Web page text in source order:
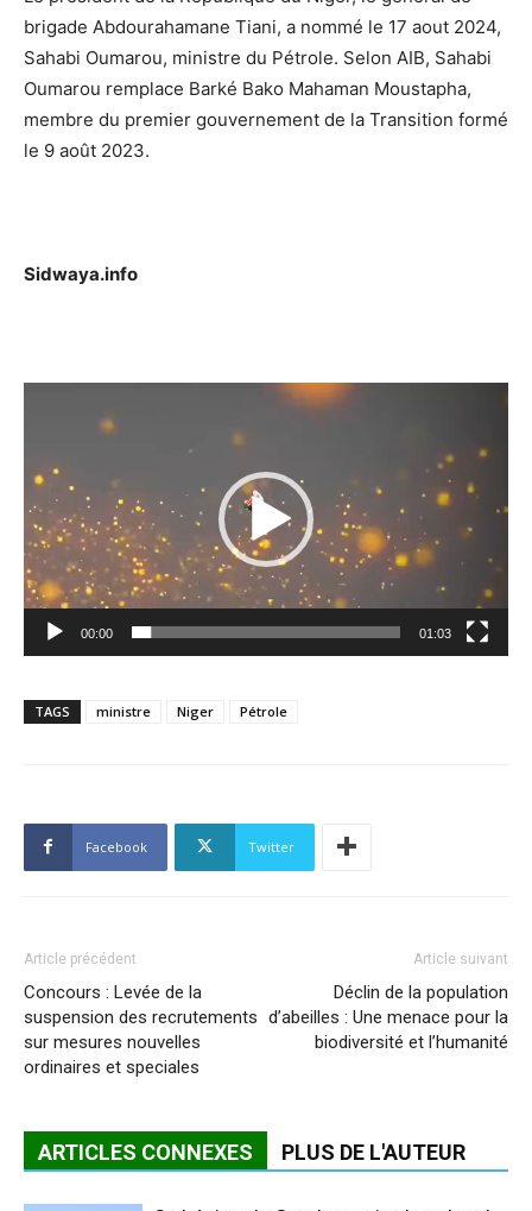
brigade Abdourahamane Tiani, a nommé le 17 aout 2024,
Sahabi Oumarou, ministre du Pétrole. Selon AIB, Sahabi
Oumarou remplace Barké Bako Mahaman Moustapha,
membre du premier gouvernement de la Transition formé
le 9 août 2023.
Sidwaya.info
Lecteur
00:00 01:03
TAGS ministre Niger Pétrole
Facebook Twitter
Article précédent
Concours : Levée de la
suspension des recrutements
sur mesures nouvelles
ordinaires et speciales
Article suivant
Déclin de la population
d’abeilles : Une menace pour la
biodiversité et l’humanité
ARTICLES CONNEXES PLUS DE L'AUTEUR